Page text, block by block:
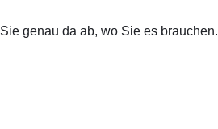
genau da ab, wo Sie es brauchen.